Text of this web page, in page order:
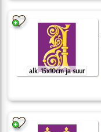
alk. 15x10cm ja suur